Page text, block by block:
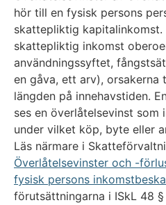
hör till en fysisk persons
skattepliktig kapitalinkomst.
skattepliktig inkomst
användningssyftet,
en gåva, ett arv), orsakerna
längden på innehavstiden.
ses en överlåtelsevinst
under vilket köp, byte eller
Läs närmare i
Överlåtelsevinster och -
fysisk persons
förutsättningarna i ISkL 48